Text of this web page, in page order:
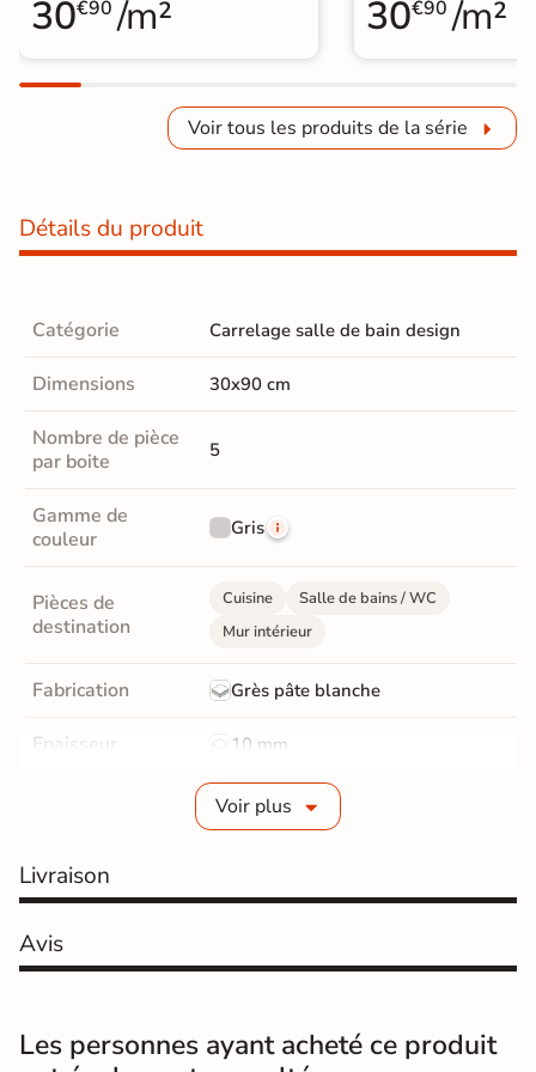
30€90 /m² 30€90 /m²
Voir tous les produits de la série
Détails du produit
Catégorie Carrelage salle de bain design
Dimensions 30x90 cm
Nombre de pièce
par boite
5
Gamme de
couleur
Gris
Pièces de
destination
Cuisine
Salle de bains / WC
Mur intérieur
Fabrication Grès pâte blanche
Epaisseur 10 mm
rectifié
Surface Lisse
Résistant au Gel
Conditionnement Boite
Voir plus
Livraison
Avis
Les personnes ayant acheté ce produit